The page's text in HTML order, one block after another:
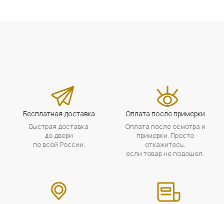
Бесплатная доставка
Быстрая доставка
до двери
по всей России.
Оплата после примерки
Оплата после осмотра и
примерки. Просто
откажитесь,
если товар не подошел.